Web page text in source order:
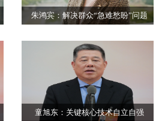
朱鸿宾：解决群众“急难愁盼”问题
童旭东：关键核心技术自立自强